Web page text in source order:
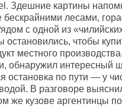
Здешние картины
бескрайними лесами,
с одной из
остановились, чтобы
местного
обнаружил интересный
остановка по пути — у
В разговоре
же кузове аргентинцы